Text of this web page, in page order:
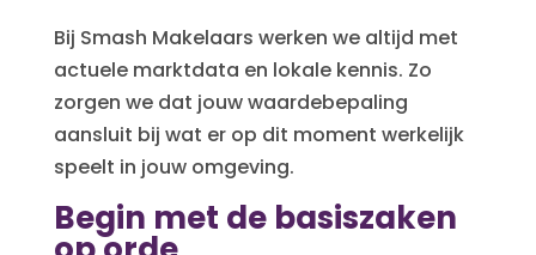
Bij Smash Makelaars werken we altijd met
actuele marktdata en lokale kennis. Zo
zorgen we dat jouw waardebepaling
aansluit bij wat er op dit moment werkelijk
speelt in jouw omgeving.
Begin met de basiszaken